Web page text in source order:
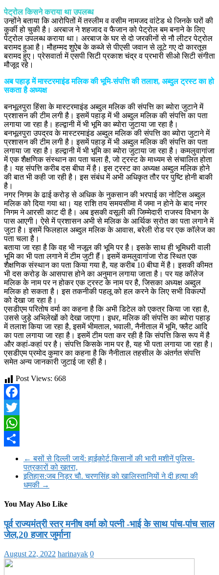
पेट्रोल किसने कराया था उपलब्ध
उन्होंने बताया कि आरोपितों में तस्लीम व वसीम नामजद वांटेड थे जिनके घरों की
कुर्की हो चुकी है। अरबाज ने शहजाद व फैजान को पेट्रोल बम बनाने के लिए
पेट्रोल उपलब्ध कराया था। अरबाज के घर से दो जरकीनों से नौ लीटर पेट्रोल
बरामद हुआ है। मौहम्मद शुऐब के कब्जे से पीएसी जवान से लूटे गए दो कारतूस
बरामद हुए। प्रेसवार्ता में एसपी सिटी प्रकाश चंद्र व प्रभारी सीओ सिटी संगीता
मौजूद रहे।
अब पहाड़ में मास्टरमाइंड मलिक की भूमि-संपत्ति की तलाश, अब्दुल ट्रस्ट का हो
सकता है अध्यक्ष
बनभूलपुरा हिंसा के मास्टरमाइंड अब्दुल मलिक की संपत्ति का ब्योरा जुटाने में
प्रशासन की टीम लगी है। इसमें पहाड़ में भी अब्दुल मलिक की संपत्ति का पता
लगाया जा रहा है। हल्द्वानी में भी भूमि का ब्योरा जुटाया जा रहा है।
बनभूलपुरा उपद्रव के मास्टरमाइंड अब्दुल मलिक की संपत्ति का ब्योरा जुटाने में
प्रशासन की टीम लगी है। इसमें पहाड़ में भी अब्दुल मलिक की संपत्ति का पता
लगाया जा रहा है। हल्द्वानी में भी भूमि का ब्योरा जुटाया जा रहा है। कमलुवागांजा
में एक शैक्षणिक संस्थान का पता चला है, जो ट्रस्ट के माध्यम से संचालित होता
है। यह संपत्ति करीब दस बीघा में है। इस ट्रस्ट का अध्यक्ष अब्दुल मलिक होने
की बात भी कही जा रही है। इस संबंध में अभी अधिकृत तौर पर पुष्टि होनी बाकी
है।
नगर निगम के ढाई करोड़ से अधिक के नुकसान की भरपाई का नोटिस अब्दुल
मलिक को दिया गया था। यह राशि तय समयसीमा में जमा न होने के बाद नगर
निगम ने आरसी काट दी है। अब इसकी वसूली की जिम्मेदारी राजस्व विभाग के
पास आएगी। ऐसे में प्रशासन अभी से मलिक के आर्थिक स्रोत का पता लगाने में
जुटा है। इसमें फिलहाल अब्दुल मलिक के आवास, बरेली रोड पर एक काॅलेज का
पता चला है।
बताया जा रहा है कि वह भी नजूल की भूमि पर है। इसके साथ ही भूमिधरी वाली
भूमि का भी पता लगाने में टीम जुटी हैं। इसमें कमलुवागांजा रोड स्थित एक
शैक्षणिक संस्थान का पता किया गया है, यह करीब 10 बीघा में है। इसकी कीमत
भी दस करोड़ के आसपास होने का अनुमान लगाया जाता है। पर यह कॉलेज
मलिक के नाम पर न होकर एक ट्रस्ट के नाम पर है, जिसका अध्यक्ष अब्दुल
मलिक हो सकता है। इस तकनीकी पहलू को हल करने के लिए सभी विकल्पों
को देखा जा रहा है।
एसडीएम परितोष वर्मा का कहना है कि अभी डिटेल को एकत्र किया जा रहा है,
उससे जुड़े अभिलेखों को देखा जाएगा। इधर, मलिक की संपत्ति का ब्योरा पहाड़
में तलाश किया जा रहा है, इसमें भीमताल, भवाली, नैनीताल में भूमि, फ्लैट आदि
का पता लगाया जा रहा है। इसमें टीम पता कर रही है कि संपत्ति किस रूप में है
और कहां-कहां पर है। संपत्ति किसके नाम पर है, यह भी पता लगाया जा रहा है।
एसडीएम प्रमोद कुमार का कहना है कि नैनीताल तहसील के अंतर्गत संपत्ति
समेत अन्य जानकारी जुटाई जा रही है।
Post Views: 668
Facebook
Twitter
WhatsApp
← बसों से दिल्ली जायें: हाईकोर्ट,किसानों की भारी मशीनें पुलिस-
पत्रकारों को खतरा,
इतिहास:जब निड़र चौ. चरणसिंह को खालिस्तानियों ने दी हत्या की
धमकी →
You May Also Like
पूर्व राज्यमंत्री स्तर मनीष वर्मा को पत्नी -भाई के साथ पांच-पांच साल
जेल,20 हजार जुर्माना
August 22, 2022 harinayak 0